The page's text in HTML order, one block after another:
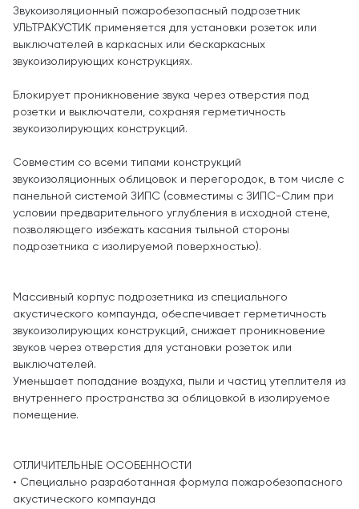
Звукоизоляционный пожаробезопасный подрозетник
УЛЬТРАКУСТИК применяется для установки розеток или
выключателей в каркасных или бескаркасных
звукоизолирующих конструкциях.
Блокирует проникновение звука через отверстия под
розетки и выключатели, сохраняя герметичность
звукоизолирующих конструкций.
Совместим со всеми типами конструкций
звукоизоляционных облицовок и перегородок, в том числе с
панельной системой ЗИПС (совместимы с ЗИПС-Слим при
условии предварительного углубления в исходной стене,
позволяющего избежать касания тыльной стороны
подрозетника с изолируемой поверхностью).
Массивный корпус подрозетника из специального
акустического компаунда, обеспечивает герметичность
звукоизолирующих конструкций, снижает проникновение
звуков через отверстия для установки розеток или
выключателей.
Уменьшает попадание воздуха, пыли и частиц утеплителя из
внутреннего пространства за облицовкой в изолируемое
помещение.
ОТЛИЧИТЕЛЬНЫЕ ОСОБЕННОСТИ
• Специально разработанная формула пожаробезопасного
акустического компаунда